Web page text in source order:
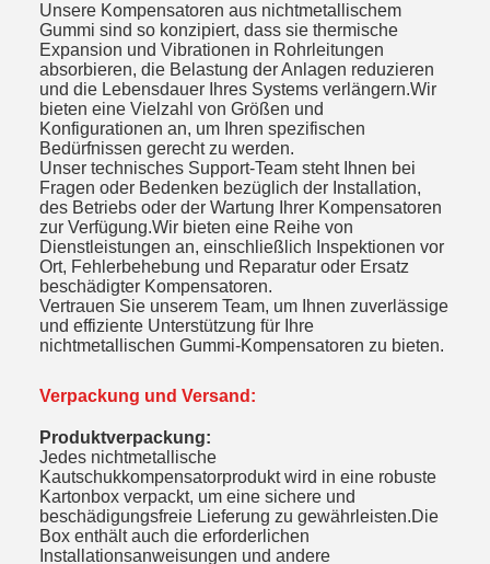
Unsere Kompensatoren aus nichtmetallischem
Gummi sind so konzipiert, dass sie thermische
Expansion und Vibrationen in Rohrleitungen
absorbieren, die Belastung der Anlagen reduzieren
und die Lebensdauer Ihres Systems verlängern.Wir
bieten eine Vielzahl von Größen und
Konfigurationen an, um Ihren spezifischen
Bedürfnissen gerecht zu werden.
Unser technisches Support-Team steht Ihnen bei
Fragen oder Bedenken bezüglich der Installation,
des Betriebs oder der Wartung Ihrer Kompensatoren
zur Verfügung.Wir bieten eine Reihe von
Dienstleistungen an, einschließlich Inspektionen vor
Ort, Fehlerbehebung und Reparatur oder Ersatz
beschädigter Kompensatoren.
Vertrauen Sie unserem Team, um Ihnen zuverlässige
und effiziente Unterstützung für Ihre
nichtmetallischen Gummi-Kompensatoren zu bieten.
Verpackung und Versand:
Produktverpackung:
Jedes nichtmetallische
Kautschukkompensatorprodukt wird in eine robuste
Kartonbox verpackt, um eine sichere und
beschädigungsfreie Lieferung zu gewährleisten.Die
Box enthält auch die erforderlichen
Installationsanweisungen und andere